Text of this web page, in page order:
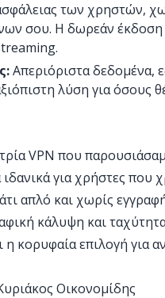
των χρηστών,
σου. Η δωρεάν έκδοση
Απεριόριστα δεδομένα,
λύση για
τρία VPN που
για χρήστες που
απλό και χωρίς
κάλυψη και
κορυφαία επιλογή για
Οικονομίδης